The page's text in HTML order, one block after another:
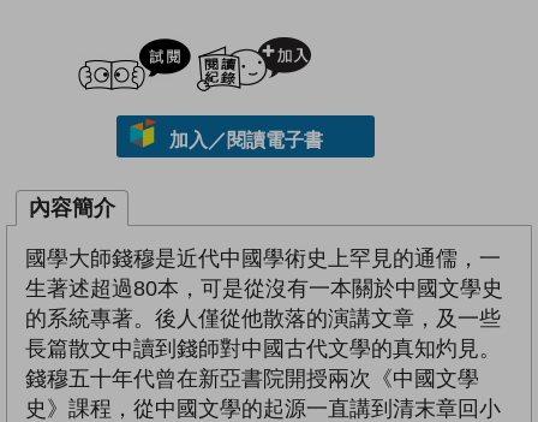
試閲
加入／閱讀電子書
內容簡介
國學大師錢穆是近代中國學術史上罕見的通儒，一
生著述超過80本，可是從沒有一本關於中國文學史
的系統專著。後人僅從他散落的演講文章，及一些
長篇散文中讀到錢師對中國古代文學的真知灼見。
錢穆五十年代曾在新亞書院開授兩次《中國文學
史》課程，從中國文學的起源一直講到清末章回小